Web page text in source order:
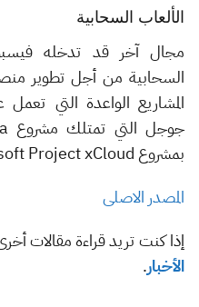
الألعاب السحابية
مجال آخر قد تدخله
السحابية من أجل تطوير
المشاريع الواعدة التي
بمشروع Microsoft Project xCloud.
المصدر الاصلى
إذا كنت تريد قراءة مقالات
الأخبار.